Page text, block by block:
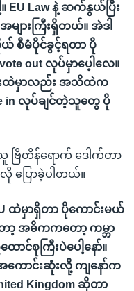
EU Law နဲ့ ဆက်နွယ်ပြီး
ားကြီးရှိတယ်။ အဲဒါ
စီမံပိုင်ခွင့်ရတာ ပို
out လုပ်မှာပေ့ါလေ။
းထဲမှာလည်း အသိထဲက
in လုပ်ချင်တဲ့သူတွေ ပို
ဗြိတိန်ရောက် ဒေါက်တာ
ြောခဲ့ပါတယ်။
ထဲမှာရှိတာ ပိုကောင်းမယ်
အဓိကကတော့ ကမ္ဘာ
င်စုကြီးပဲပေါ့နော်။
ကောင်းဆုံးလို့ ကျနော်က
Kingdom ဆိုတာ